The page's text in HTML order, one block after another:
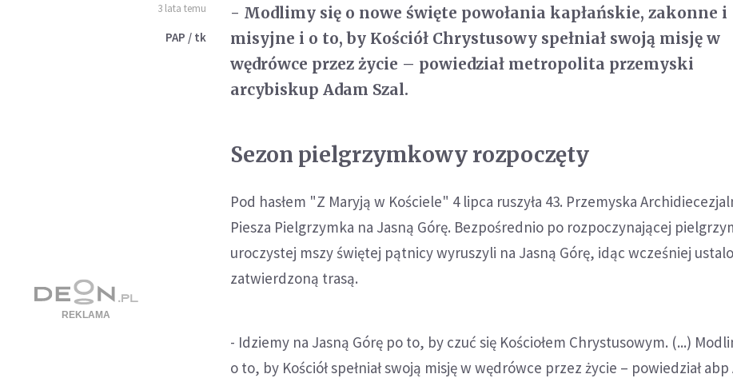
3 lata temu
PAP / tk
- Modlimy się o nowe święte powołania kapłańskie, zakonne i
misyjne i o to, by Kościół Chrystusowy spełniał swoją misję w
wędrówce przez życie – powiedział metropolita przemyski
arcybiskup Adam Szal.
Sezon pielgrzymkowy rozpoczęty
Pod hasłem "Z Maryją w Kościele" 4 lipca ruszyła 43. Przemyska
Piesza Pielgrzymka na Jasną Górę. Bezpośrednio po rozpoczynającej
uroczystej mszy świętej pątnicy wyruszyli na Jasną Górę, idąc wcześniej
zatwierdzoną trasą.
- Idziemy na Jasną Górę po to, by czuć się Kościołem Chrystusowym. (...)
o to, by Kościół spełniał swoją misję w wędrówce przez życie – powiedział abp